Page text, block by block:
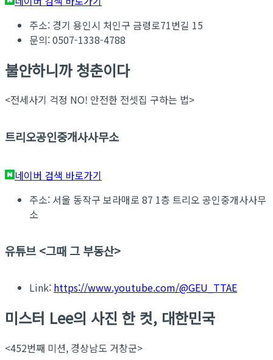
주소: 경기 용인시 처인구 금령로71번길 15
문의: 0507-1338-4788
불안하니까 청춘이다
<전세사기 걱정 NO! 안전한 전셋집 구하는 법>
트리오공인중개사사무소
네이버 검색 바로가기
주소: 서울 동작구 보라매로 87 1층 트리오 공인중개사사무
소
유튜브 <그때 그 부동산>
Link: https://www.youtube.com/@GEU_TTAE
미스터 Lee의 사진 한 컷, 대한민국
<452번째 미션, 경상남도 거창군>